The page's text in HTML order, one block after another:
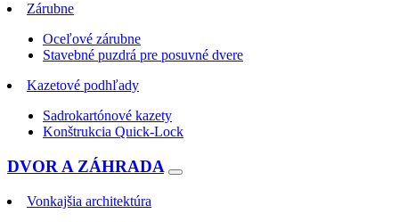
Zárubne
Oceľové zárubne
Stavebné puzdrá pre posuvné dvere
Kazetové podhľady
Sadrokartónové kazety
Konštrukcia Quick-Lock
DVOR A ZÁHRADA
Vonkajšia architektúra